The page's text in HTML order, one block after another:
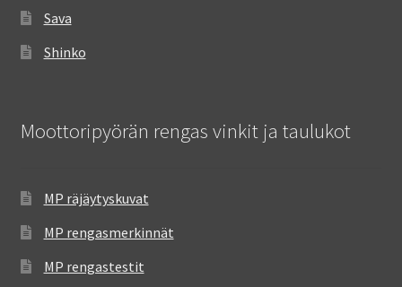
Sava
Shinko
Moottoripyörän rengas vinkit ja taulukot
MP räjäytyskuvat
MP rengasmerkinnät
MP rengastestit